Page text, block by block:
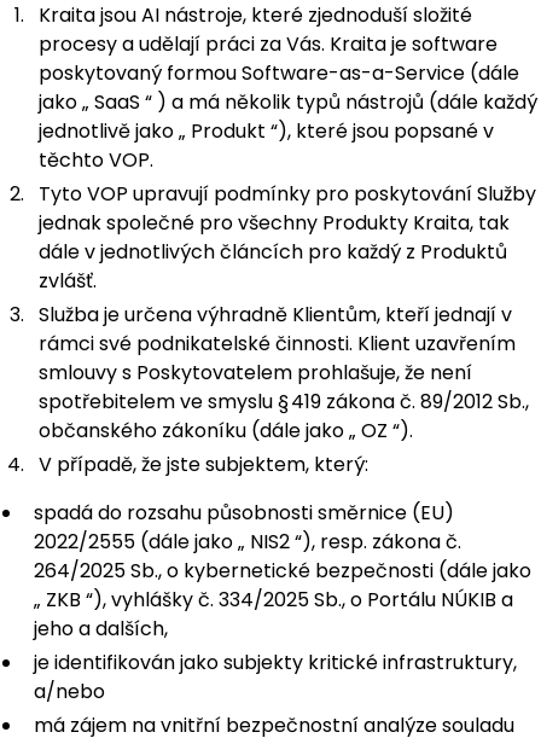
Kraita jsou AI nástroje, které zjednoduší složité
procesy a udělají práci za Vás. Kraita je software
poskytovaný formou Software-as-a-Service (dále
jako „ SaaS “ ) a má několik typů nástrojů (dále každý
jednotlivě jako „ Produkt “), které jsou popsané v
těchto VOP.
Tyto VOP upravují podmínky pro poskytování Služby
jednak společné pro všechny Produkty Kraita, tak
dále v jednotlivých článcích pro každý z Produktů
zvlášť.
Služba je určena výhradně Klientům, kteří jednají v
rámci své podnikatelské činnosti. Klient uzavřením
smlouvy s Poskytovatelem prohlašuje, že není
spotřebitelem ve smyslu § 419 zákona č. 89/2012 Sb.,
občanského zákoníku (dále jako „ OZ “).
V případě, že jste subjektem, který:
spadá do rozsahu působnosti směrnice (EU)
2022/2555 (dále jako „ NIS2“), resp. zákona č.
264/2025 Sb., o kybernetické bezpečnosti (dále jako
„ ZKB “), vyhlášky č. 334/2025 Sb., o Portálu NÚKIB a
jeho a dalších,
je identifikován jako subjekty kritické infrastruktury,
a/nebo
má zájem na vnitřní bezpečnostní analýze souladu